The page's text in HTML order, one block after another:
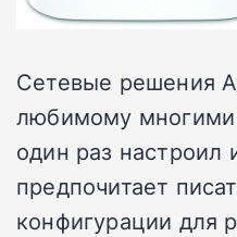
Сетевые решения
любимому многими
один раз настроил
предпочитает
конфигурации для